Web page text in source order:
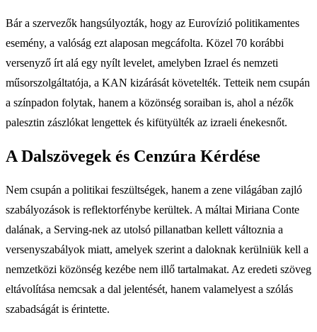
Bár a szervezők hangsúlyozták, hogy az Eurovízió politikamentes
esemény, a valóság ezt alaposan megcáfolta. Közel 70 korábbi
versenyző írt alá egy nyílt levelet, amelyben Izrael és nemzeti
műsorszolgáltatója, a KAN kizárását követelték. Tetteik nem csupán
a színpadon folytak, hanem a közönség soraiban is, ahol a nézők
palesztin zászlókat lengettek és kifütyülték az izraeli énekesnőt.
A Dalszövegek és Cenzúra Kérdése
Nem csupán a politikai feszültségek, hanem a zene világában zajló
szabályozások is reflektorfénybe kerültek. A máltai Miriana Conte
dalának, a Serving-nek az utolsó pillanatban kellett változnia a
versenyszabályok miatt, amelyek szerint a daloknak kerülniük kell a
nemzetközi közönség kezébe nem illő tartalmakat. Az eredeti szöveg
eltávolítása nemcsak a dal jelentését, hanem valamelyest a szólás
szabadságát is érintette.